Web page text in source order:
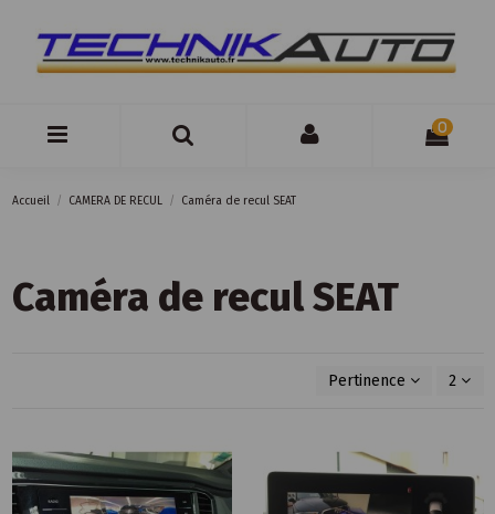
0
Accueil CAMERA DE RECUL Caméra de recul SEAT
Caméra de recul SEAT
Pertinence 2